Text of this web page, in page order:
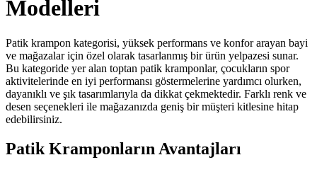
Modelleri
Patik krampon kategorisi, yüksek performans ve konfor arayan bayi
ve mağazalar için özel olarak tasarlanmış bir ürün yelpazesi sunar.
Bu kategoride yer alan toptan patik kramponlar, çocukların spor
aktivitelerinde en iyi performansı göstermelerine yardımcı olurken,
dayanıklı ve şık tasarımlarıyla da dikkat çekmektedir. Farklı renk ve
desen seçenekleri ile mağazanızda geniş bir müşteri kitlesine hitap
edebilirsiniz.
Patik Kramponların Avantajları